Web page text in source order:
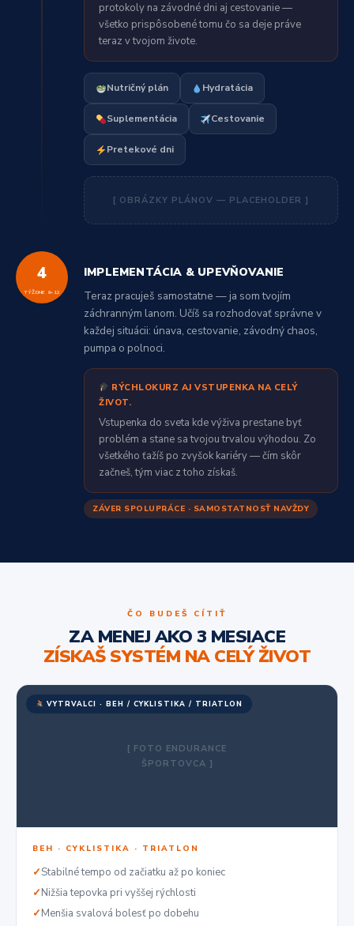
protokoly na závodné dni aj cestovanie —
všetko prispôsobené tomu čo sa deje práve
teraz v tvojom živote.
Nutričný plán Hydratácia
Suplementácia Cestovanie
Pretekové dni
[ OBRÁZKY PLÁNOV — PLACEHOLDER ]
4
TÝŽDNE 9–12
IMPLEMENTÁCIA & UPEVŇOVANIE
Teraz pracuješ samostatne — ja som tvojím
záchranným lanom. Učíš sa rozhodovať správne v
každej situácii: únava, cestovanie, závodný chaos,
pumpa o polnoci.
RÝCHLOKURZ AJ VSTUPENKA NA CELÝ
ŽIVOT.
Vstupenka do sveta kde výživa prestane byť
problém a stane sa tvojou trvalou výhodou. Zo
všetkého ťažíš po zvyšok kariéry — čím skôr
začneš, tým viac z toho získaš.
ZÁVER SPOLUPRÁCE · SAMOSTATNOSŤ NAVŽDY
ČO BUDEŠ CÍTIŤ
ZA MENEJ AKO 3 MESIACE
ZÍSKAŠ SYSTÉM NA CELÝ ŽIVOT
[ FOTO ENDURANCE
ŠPORTOVCA ]
VYTRVALCI · BEH / CYKLISTIKA / TRIATLON
BEH · CYKLISTIKA · TRIATLON
✓Stabilné tempo od začiatku až po koniec
✓Nižšia tepovka pri vyššej rýchlosti
✓Menšia svalová bolesť po dobehu